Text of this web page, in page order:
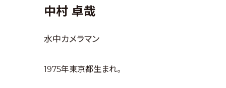
中村 卓哉
水中カメラマン
1975年東京都生まれ。